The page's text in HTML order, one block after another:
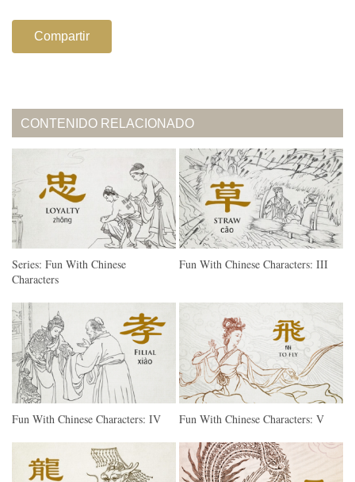
Compartir
CONTENIDO RELACIONADO
Series: Fun With Chinese
Characters
Fun With Chinese Characters: III
Fun With Chinese Characters: IV Fun With Chinese Characters: V